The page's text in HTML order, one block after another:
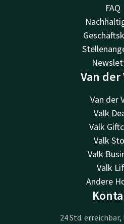
FAQ
Van der
Van der
Valk
Valk
Valk
Valk
Valk
Andere
24 Std.